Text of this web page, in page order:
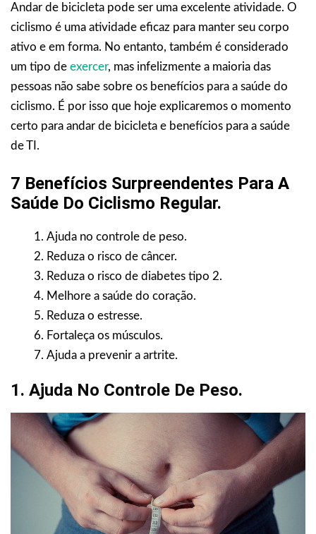
Andar de bicicleta pode ser uma excelente atividade. O
ciclismo é uma atividade eficaz para manter seu corpo
ativo e em forma. No entanto, também é considerado
um tipo de exercer, mas infelizmente a maioria das
pessoas não sabe sobre os benefícios para a saúde do
ciclismo. É por isso que hoje explicaremos o momento
certo para andar de bicicleta e benefícios para a saúde
de TI.
7 Benefícios Surpreendentes Para A
Saúde Do Ciclismo Regular.
Ajuda no controle de peso.
Reduza o risco de câncer.
Reduza o risco de diabetes tipo 2.
Melhore a saúde do coração.
Reduza o estresse.
Fortaleça os músculos.
Ajuda a prevenir a artrite.
1. Ajuda No Controle De Peso.